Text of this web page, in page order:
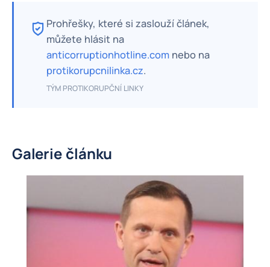
Prohřešky, které si zaslouží článek,
můžete hlásit na
anticorruptionhotline.com nebo na
protikorupcnilinka.cz.
TÝM PROTIKORUPČNÍ LINKY
Galerie článku